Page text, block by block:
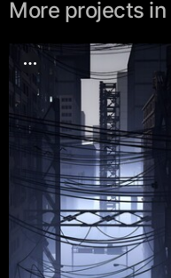
More projects in